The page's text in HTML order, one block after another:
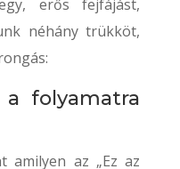
erős fejfájást,
néhány trükköt,
folyamatra
amilyen az „Ez az